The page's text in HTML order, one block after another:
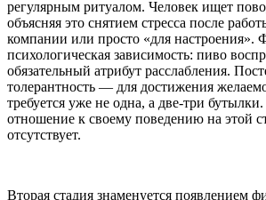
регулярным ритуалом. Человек ищет
объясняя это снятием стресса после
компании или просто «для настроения».
психологическая зависимость: пиво
обязательный атрибут расслабления.
толерантность — для достижения
требуется уже не одна, а две-три
отношение к своему поведению на этой
отсутствует.
Вторая стадия знаменуется появлением